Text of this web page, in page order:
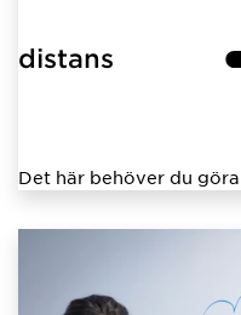
distans
Det här behöver du